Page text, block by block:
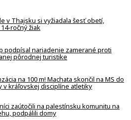
v Thajsku si vyžiadala šesť obetí,
ročný žiak
podpísal nariadenie zamerané proti
pôrodnej turistike
na 100 m! Machata skončil na MS do
v kráľovskej disciplíne atletiky
zaútočili na palestínsku komunitu na
podpálili domy